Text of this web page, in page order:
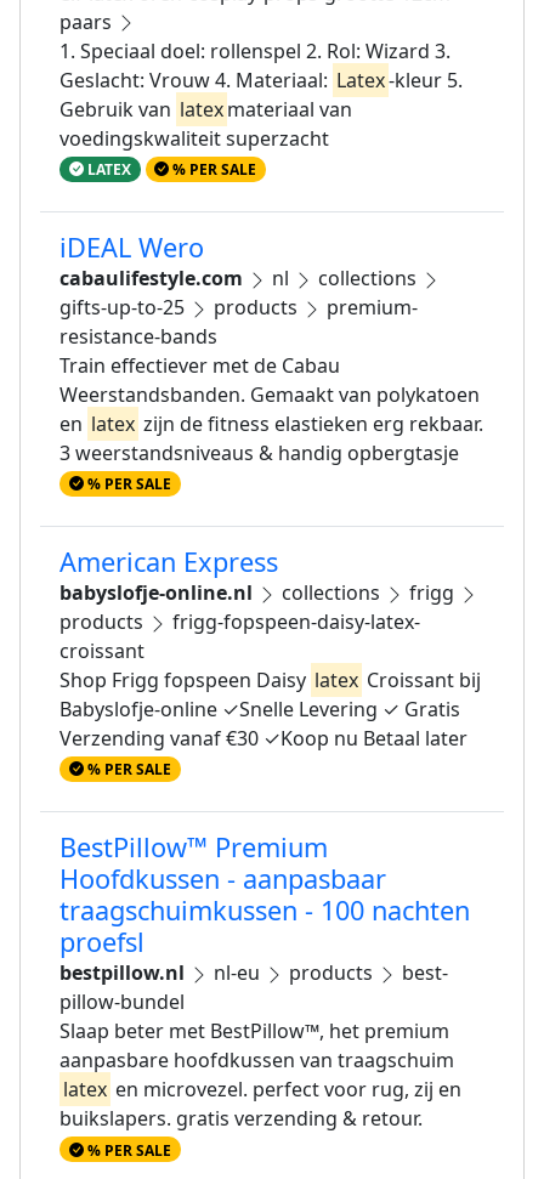
paars
1. Speciaal doel: rollenspel 2. Rol: Wizard 3.
Geslacht: Vrouw 4. Materiaal: Latex-kleur 5.
Gebruik van latexmateriaal van
voedingskwaliteit superzacht
LATEX % PER SALE
iDEAL Wero
cabaulifestyle.com nl
collections
gifts-up-to-25
products
premium-
resistance-bands
Train effectiever met de Cabau
Weerstandsbanden. Gemaakt van polykatoen
en latex zijn de fitness elastieken erg rekbaar.
3 weerstandsniveaus & handig opbergtasje
% PER SALE
American Express
babyslofje-online.nl collections
frigg
products
frigg-fopspeen-daisy-latex-
croissant
Shop Frigg fopspeen Daisy latex Croissant bij
Babyslofje-online ✓Snelle Levering ✓ Gratis
Verzending vanaf €30 ✓Koop nu Betaal later
% PER SALE
BestPillow™ Premium
Hoofdkussen - aanpasbaar
traagschuimkussen - 100 nachten
proefsl
bestpillow.nl nl-eu products
best-
pillow-bundel
Slaap beter met BestPillow™, het premium
aanpasbare hoofdkussen van traagschuim
latex en microvezel. perfect voor rug, zij en
buikslapers. gratis verzending & retour.
% PER SALE